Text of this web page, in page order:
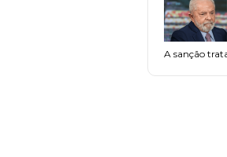
A sanção